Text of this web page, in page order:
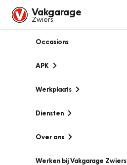
Vakgarage
Zwiers
Occasions
APK
Werkplaats
Diensten
Over ons
Werken bij Vakgarage Zwiers